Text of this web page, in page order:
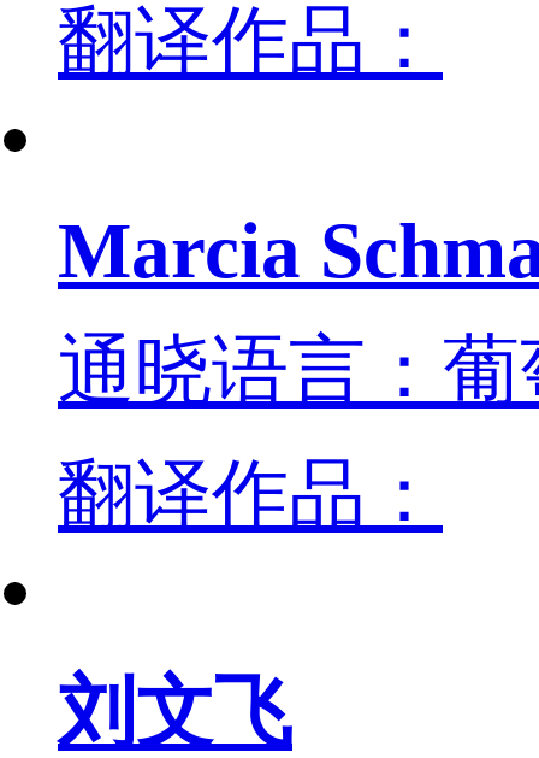
翻译作品：
Marcia
通晓语言：
翻译作品：
刘文飞